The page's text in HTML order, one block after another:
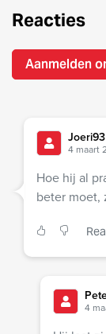
Reacties
Aanmelden
Joeri93
4 maart
Hoe hij al
beter moet,
4